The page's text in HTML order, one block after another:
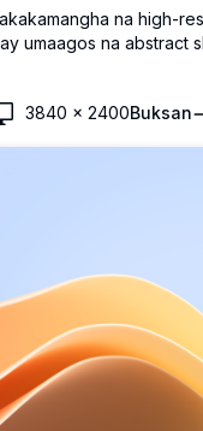
na high-
umaagos na abstract
makinis na curves at
3840 × 2400Buksan